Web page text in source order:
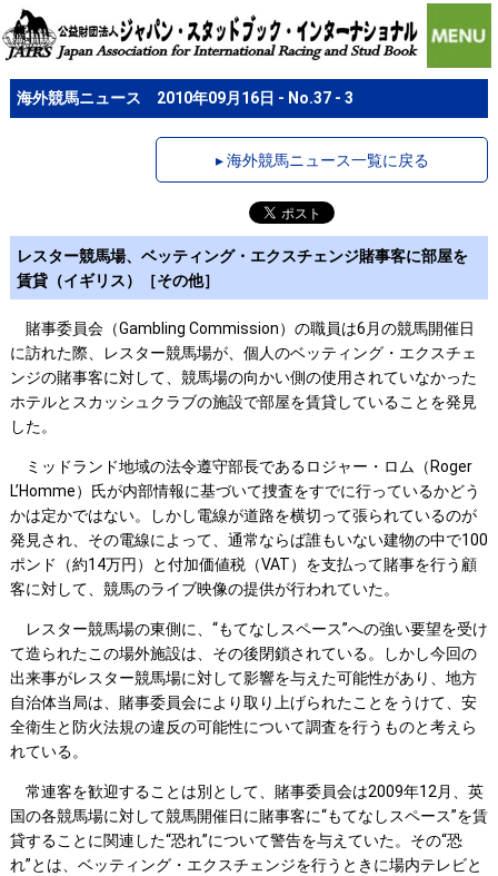
海外競馬ニュース 2010年09月16日 - No.37 - 3
▸ 海外競馬ニュース一覧に戻る
レスター競馬場、ベッティング・エクスチェンジ賭事客に部屋を
賃貸（イギリス）［その他］
賭事委員会（Gambling Commission）の職員は6月の競馬開催日
に訪れた際、レスター競馬場が、個人のベッティング・エクスチェ
ンジの賭事客に対して、競馬場の向かい側の使用されていなかった
ホテルとスカッシュクラブの施設で部屋を賃貸していることを発見
した。
ミッドランド地域の法令遵守部長であるロジャー・ロム（Roger
L’Homme）氏が内部情報に基づいて捜査をすでに行っているかどう
かは定かではない。しかし電線が道路を横切って張られているのが
発見され、その電線によって、通常ならば誰もいない建物の中で100
ポンド（約14万円）と付加価値税（VAT）を支払って賭事を行う顧
客に対して、競馬のライブ映像の提供が行われていた。
レスター競馬場の東側に、“もてなしスペース”への強い要望を受け
て造られたこの場外施設は、その後閉鎖されている。しかし今回の
出来事がレスター競馬場に対して影響を与えた可能性があり、地方
自治体当局は、賭事委員会により取り上げられたことをうけて、安
全衛生と防火法規の違反の可能性について調査を行うものと考えら
れている。
常連客を歓迎することは別として、賭事委員会は2009年12月、英
国の各競馬場に対して競馬開催日に賭事客に“もてなしスペース”を賃
貸することに関連した“恐れ”について警告を与えていた。その“恐
れ”とは、ベッティング・エクスチェンジを行うときに場内テレビと